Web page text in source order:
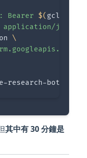
Bearer $( gcloud
application/json"
\
research-bot
其中有 30 分鐘是